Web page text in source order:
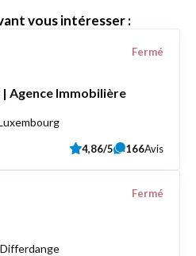
vous intéresser :
| Agence Immobilière
Fermé
4,86/5 166Avis
Fermé